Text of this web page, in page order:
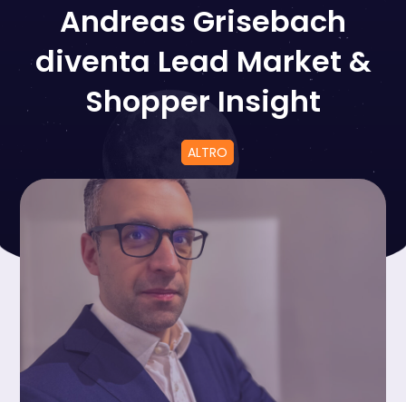
Andreas Grisebach
diventa Lead Market &
Shopper Insight
ALTRO